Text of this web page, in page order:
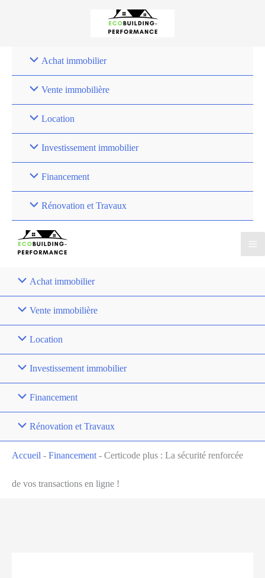
Achat immobilier
Vente immobilière
Location
Investissement immobilier
Financement
Rénovation et Travaux
Achat immobilier
Vente immobilière
Location
Investissement immobilier
Financement
Rénovation et Travaux
Accueil - Financement - Certicode plus : La sécurité renforcée
de vos transactions en ligne !